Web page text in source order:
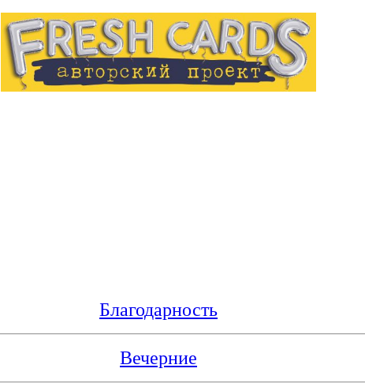
Благодарность
Вечерние